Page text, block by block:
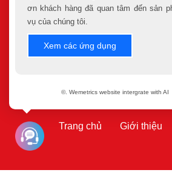
ơn khách hàng đã quan tâm đến sản
vụ của chúng tôi.
Xem các ứng dụng
©. Wemetrics website intergrate with AI
©2023 ©.Developed By
Wemetrics Is Product Of 3T
Trang chủ Giới thiệu